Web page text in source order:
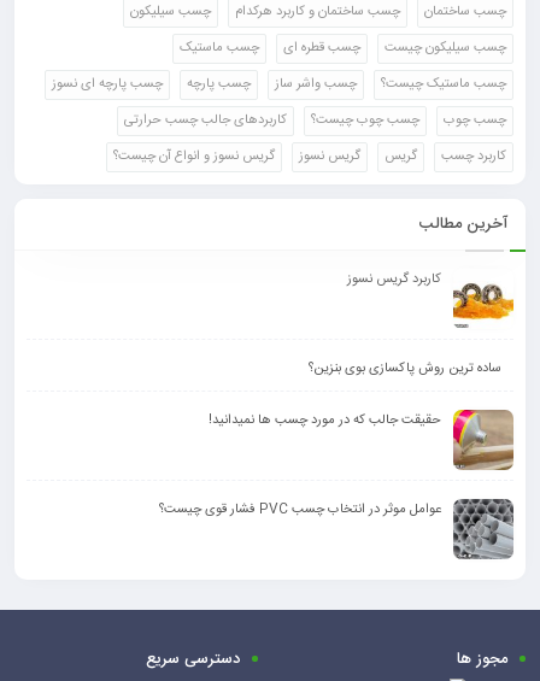
چسب ساختمان
چسب ساختمان و کاربرد هرکدام
چسب سیلیکون
چسب سیلیکون چیست
چسب قطره ای
چسب ماستیک
چسب ماستیک چیست؟
چسب واشر ساز چسب پارچه
چسب پارچه ای نسوز
چسب چوب
چسب چوب چیست؟
کاربردهای جالب چسب حرارتی
کاربرد چسب
گریس گریس نسوز گریس نسوز و انواع آن چیست؟
آخرین مطالب
کاربرد گریس نسوز
ساده ترین روش پاکسازی بوی بنزین؟
حقیقت جالب که در مورد چسب ها نمیدانید!
عوامل موثر در انتخاب چسب PVC فشار قوی چیست؟
مجوز ها دسترسی سریع